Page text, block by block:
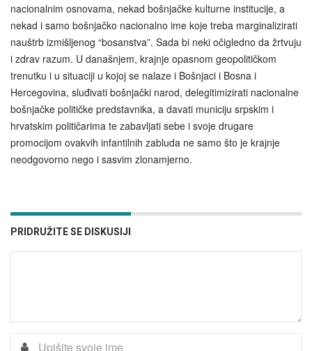
nacionalnim osnovama, nekad bošnjačke kulturne institucije, a
nekad i samo bošnjačko nacionalno ime koje treba marginalizirati
nauštrb izmišljenog “bosanstva”. Sada bi neki očigledno da žrtvuju
i zdrav razum. U današnjem, krajnje opasnom geopolitičkom
trenutku i u situaciji u kojoj se nalaze i Bošnjaci i Bosna i
Hercegovina, sluđivati bošnjački narod, delegitimizirati nacionalne
bošnjačke političke predstavnika, a davati municiju srpskim i
hrvatskim političarima te zabavljati sebe i svoje drugare
promocijom ovakvih infantilnih zabluda ne samo što je krajnje
neodgovorno nego i sasvim zlonamjerno.
PRIDRUŽITE SE DISKUSIJI